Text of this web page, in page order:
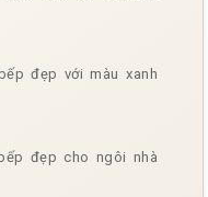
đẹp với màu xanh
đẹp cho ngôi nhà